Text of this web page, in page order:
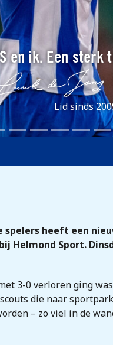
en ik. Een sterk
Lid sinds
heeft een
Sport.
3-0 verloren ging
die naar
– zo viel in de